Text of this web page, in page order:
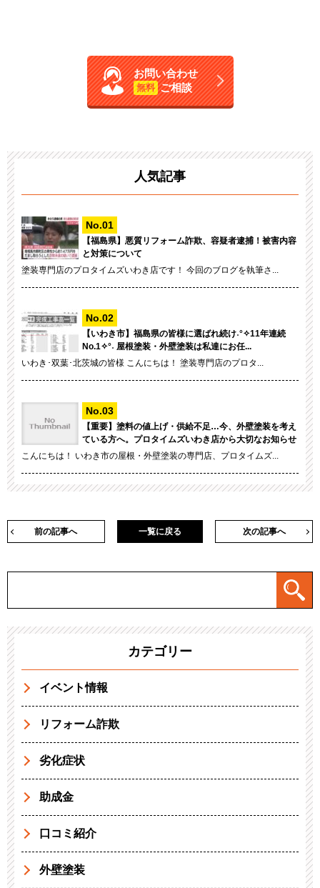
お問い合わせ
無料 ご相談
人気記事
【福島県】悪質リフォーム詐欺、容疑者逮捕！被害内容
と対策について
塗装専門店のプロタイムズいわき店です！ 今回のブログを執筆さ...
【いわき市】福島県の皆様に選ばれ続け˖°✧11年連続
No.1✧°˖ 屋根塗装・外壁塗装は私達にお任...
いわき･双葉･北茨城の皆様 こんにちは！ 塗装専門店のプロタ...
【重要】塗料の値上げ・供給不足…今、外壁塗装を考え
ている方へ。プロタイムズいわき店から大切なお知らせ
こんにちは！ いわき市の屋根・外壁塗装の専門店、プロタイムズ...
前の記事へ 次の記事へ
一覧に戻る
カテゴリー
イベント情報
リフォーム詐欺
劣化症状
助成金
口コミ紹介
外壁塗装